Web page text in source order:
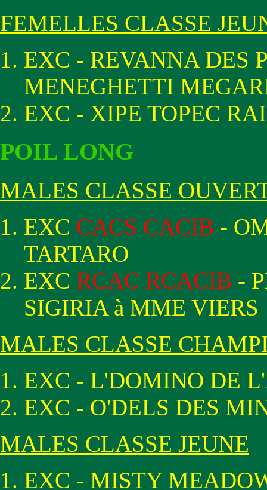
FEMELLES CLASSE
EXC - REVANNA DES
MENEGHETTI
EXC - XIPE TOPEC
POIL LONG
MALES CLASSE
EXC CACS CACIB -
TARTARO
EXC RCAC RCACIB -
SIGIRIA à MME VIERS
MALES CLASSE
EXC - L'DOMINO DE
EXC - O'DELS DES
MALES CLASSE JEUNE
EXC - MISTY